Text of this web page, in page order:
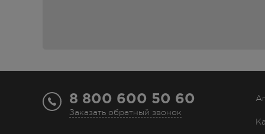
Длительность курса лечения назначают
Рекомендованная длительность лечения – 2
Фармакологические свойства
8 800 600 50 60
Заказать обратный звонок